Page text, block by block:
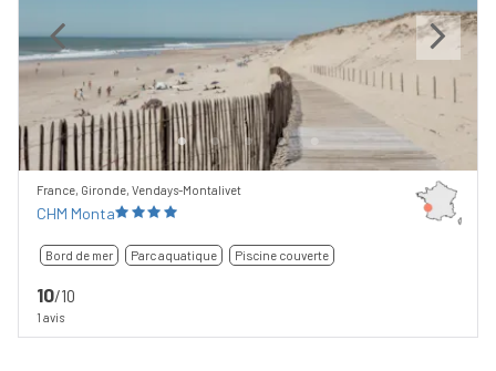
Previous Next
France, Gironde, Vendays-Montalivet
CHM Monta
Bord de mer Parc aquatique Piscine couverte
10/10
1 avis